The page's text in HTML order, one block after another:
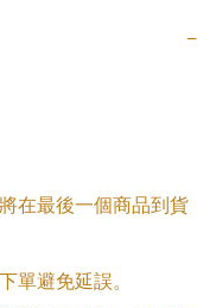
−
在最後一個商品到貨
單避免延誤。